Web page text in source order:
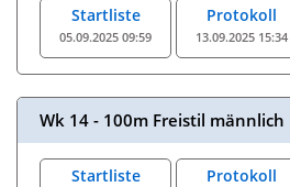
Startliste
05.09.2025 09:59
Protokoll
13.09.2025 15:34
Wk 14 - 100m Freistil männlich
Startliste Protokoll